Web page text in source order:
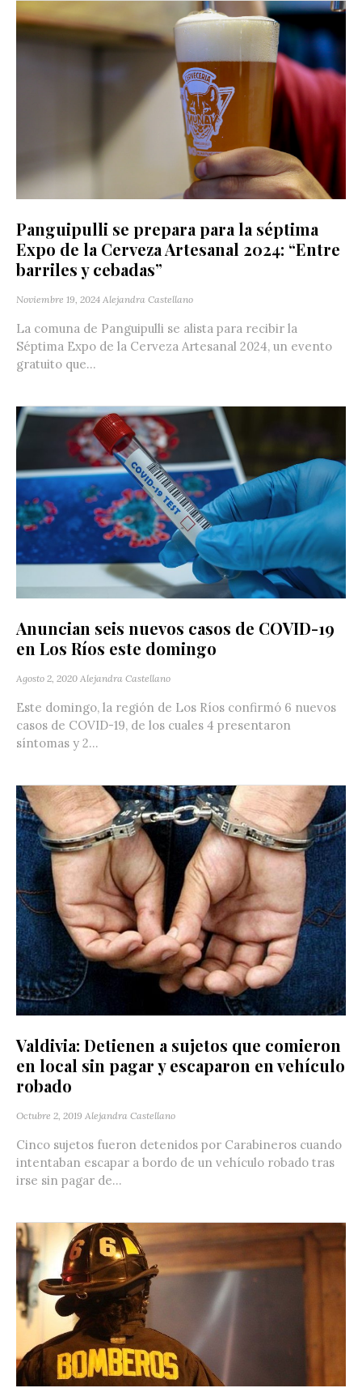
Panguipulli se prepara para la séptima
Expo de la Cerveza Artesanal 2024: “Entre
barriles y cebadas”
Noviembre 19, 2024 Alejandra Castellano
La comuna de Panguipulli se alista para recibir la
Séptima Expo de la Cerveza Artesanal 2024, un evento
gratuito que...
Anuncian seis nuevos casos de COVID-19
en Los Ríos este domingo
Agosto 2, 2020 Alejandra Castellano
Este domingo, la región de Los Ríos confirmó 6 nuevos
casos de COVID-19, de los cuales 4 presentaron
síntomas y 2...
Valdivia: Detienen a sujetos que comieron
en local sin pagar y escaparon en vehículo
robado
Octubre 2, 2019 Alejandra Castellano
Cinco sujetos fueron detenidos por Carabineros cuando
intentaban escapar a bordo de un vehículo robado tras
irse sin pagar de...